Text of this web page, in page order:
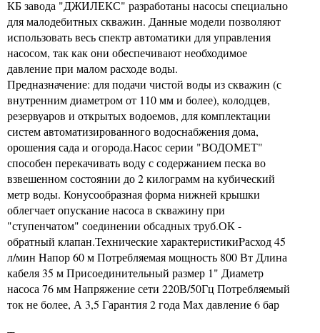
КБ завода "ДЖИЛЕКС" разработаны насосы специально
для малодебитных скважин. Данные модели позволяют
использовать весь спектр автоматики для управления
насосом, так как они обеспечивают необходимое
давление при малом расходе воды.
Предназначение: для подачи чистой воды из скважин (с
внутренним диаметром от 110 мм и более), колодцев,
резервуаров и открытых водоемов, для комплектации
систем автоматизированного водоснабжения дома,
орошения сада и огорода.Насос серии "ВОДОМЕТ"
способен перекачивать воду с содержанием песка во
взвешенном состоянии до 2 килограмм на кубический
метр воды. Конусообразная форма нижней крышки
облегчает опускание насоса в скважину при
"ступенчатом" соединении обсадных труб.ОК -
обратный клапан.Технические характеристикиPасход 45
л/мин Hапор 60 м Потребляемая мощность 800 Вт Длина
кабеля 35 м Присоединительный размер 1" Диаметр
насоса 76 мм Напряжение сети 220В/50Гц Потребляемый
ток не более, А 3,5 Гарантия 2 года Max давление 6 бар